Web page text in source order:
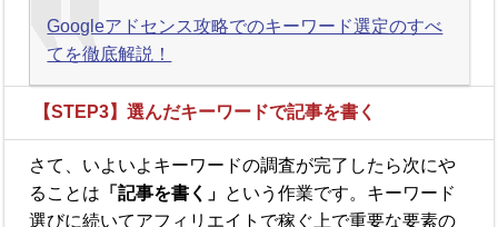
Googleアドセンス攻略でのキーワード選定のすべ
てを徹底解説！
【STEP3】選んだキーワードで記事を書く
さて、いよいよキーワードの調査が完了したら次にや
ることは 「記事を書く」 という作業です。キーワード
選びに続いてアフィリエイトで稼ぐ上で重要な要素の